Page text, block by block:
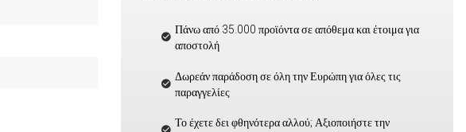
Πάνω από 35.000 προϊόντα σε απόθεμα και έτοιμα για
αποστολή
Δωρεάν παράδοση σε όλη την Ευρώπη για όλες τις
παραγγελίες
Το έχετε δει φθηνότερα αλλού; Αξιοποιήστε την